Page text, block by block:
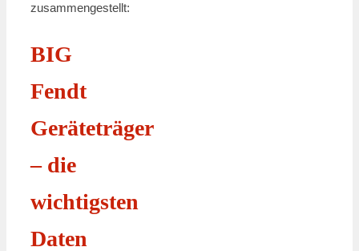
zusammengestellt:
BIG
Fendt
Geräteträger
– die
wichtigsten
Daten